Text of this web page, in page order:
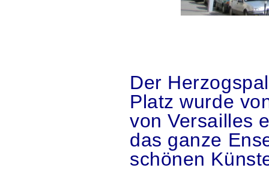
Der
Platz wurde
von Versailles
das ganze
schönen